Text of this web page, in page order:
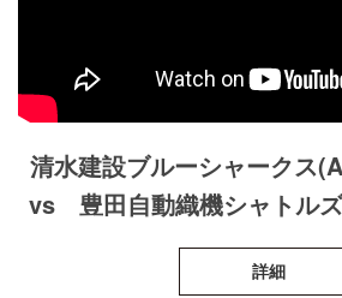
清水建設ブルーシャークス
vs 豊田自動織機シャトル
詳細